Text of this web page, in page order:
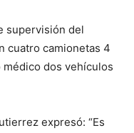
supervisión del
cuatro camionetas 4
dos vehículos
expresó: “Es